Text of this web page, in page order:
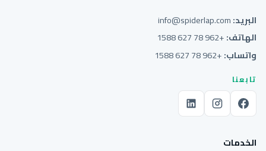
البريد:info@spiderlap.com
الهاتف:+962 78 627 1588
واتساب:+962 78 627 1588
تابعنا
الخدمات